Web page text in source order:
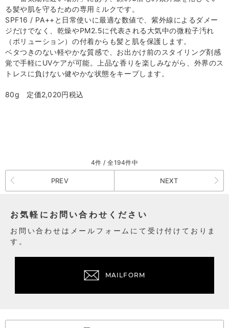
る髪や肌を守るための専用ミルクです。
SPF16 / PA++と日常使いに最適な数値で、紫外線によるダメー
ジだけでなく、乾燥やPM2.5に代表される大気中の微粒子汚れ
（ポリューション）の付着からも髪と肌を保護します。
ベタつきのない軽やかな質感で、お出かけ前のスタイリング剤感
覚で手軽にUVケアが可能。上品な香りを楽しみながら、外界のス
トレスに負けない健やかな状態をキープします。
80g 定価2,020円税込
4件 / 全194件中
PREV NEXT
お気軽にお問い合わせください
お問い合わせはメールフォームにて受け付けておりま
す。
MAILFORM